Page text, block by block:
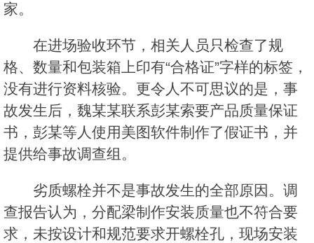
家。
在进场验收环节，相关人员只检查了规
格、数量和包装箱上印有“合格证”字样的标签，
没有进行资料核验。更令人不可思议的是，事
故发生后，魏某某联系彭某索要产品质量保证
书，彭某等人使用美图软件制作了假证书，并
提供给事故调查组。
劣质螺栓并不是事故发生的全部原因。调
查报告认为，分配梁制作安装质量也不符合要
求，未按设计和规范要求开螺栓孔，现场安装